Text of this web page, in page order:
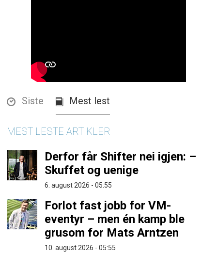
Siste Mest lest
MEST LESTE ARTIKLER
Derfor får Shifter nei igjen: –
Skuffet og uenige
6. august 2026 - 05:55
Forlot fast jobb for VM-
eventyr – men én kamp ble
grusom for Mats Arntzen
10. august 2026 - 05:55